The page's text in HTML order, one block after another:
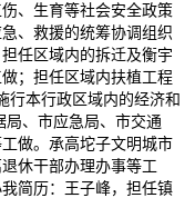
、生育等社会安全政策
、救援的统筹协调组织
任区域内的拆迁及衡宇
；担任区域内扶植工程
行本行政区域内的经济和
、市应急局、市交通
做。承高坨子文明城市
休干部办理办事等工
简历：王子峰，担任镇